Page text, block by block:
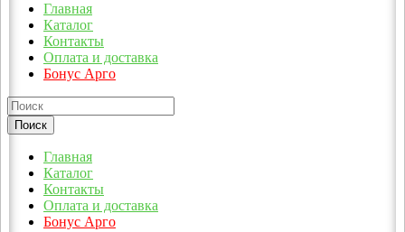
Главная
Каталог
Контакты
Оплата и доставка
Бонус Арго
Главная
Каталог
Контакты
Оплата и доставка
Бонус Арго